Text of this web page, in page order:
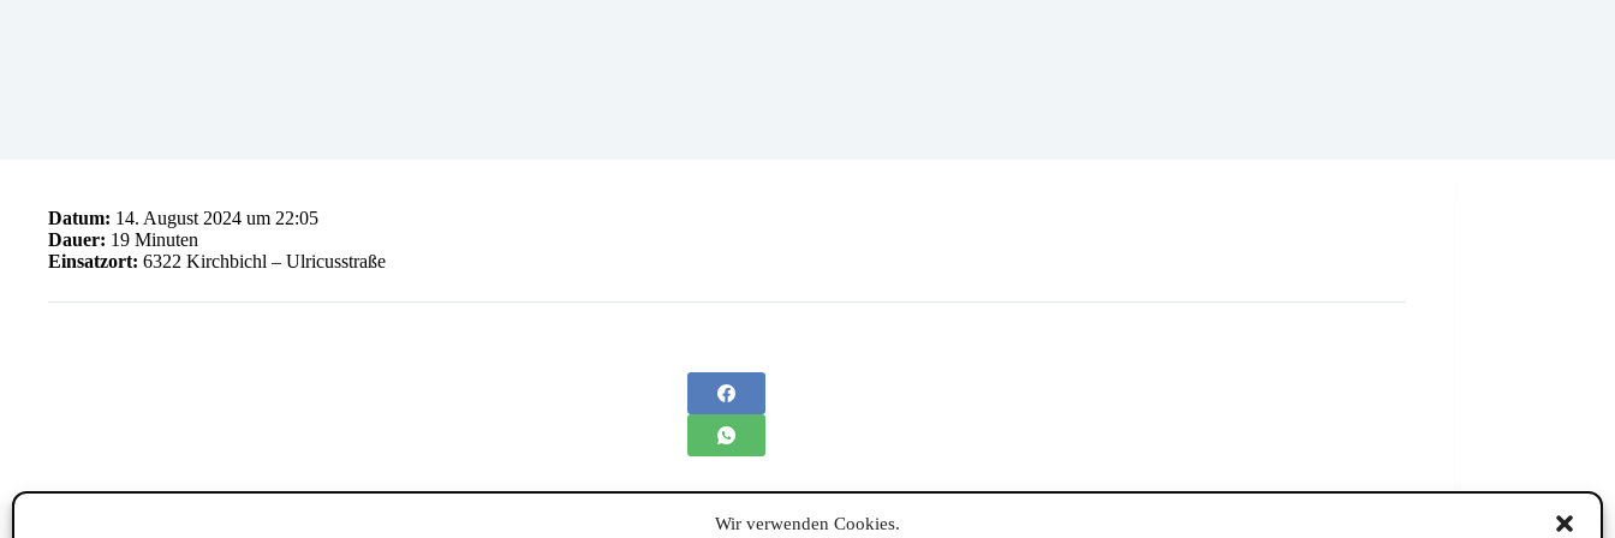
Wir verwenden Cookies.
Datum: 14. August 2024 um 22:05
Dauer: 19 Minuten
Einsatzort: 6322 Kirchbichl – Ulricusstraße